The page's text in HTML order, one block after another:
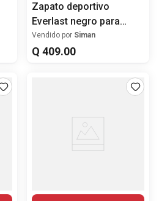
Zapato deportivo
Everlast negro para
hombre
Vendido por Siman
Q 409.00